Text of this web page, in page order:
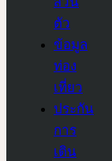
ตัว
ข้อมูล
ท่อง
เที่ยว
ประกัน
การ
เดิน